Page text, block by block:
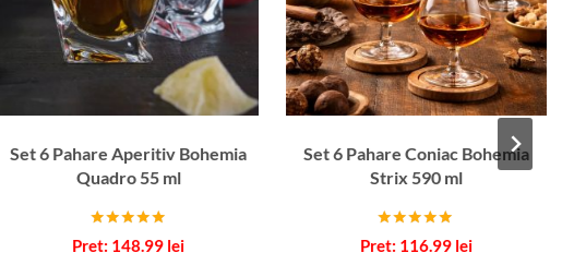
Set 6 Pahare Aperitiv Bohemia
Quadro 55 ml
Evaluat la
5.00
148.99 lei
Set 6 Pahare Coniac Bohemia
Strix 590 ml
Evaluat la
5.00
116.99 lei